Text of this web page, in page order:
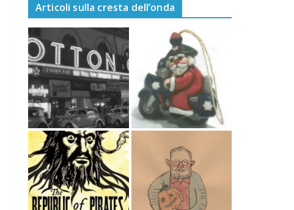
Articoli sulla cresta dell’onda